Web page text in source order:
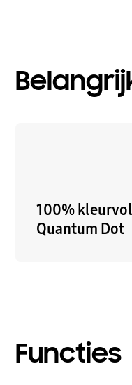
100%
Quantum Dot
Functies